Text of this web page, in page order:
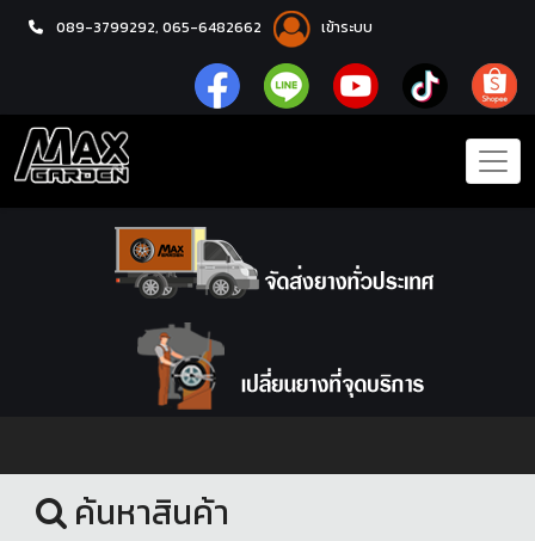
089-3799292, 065-6482662 เข้าระบบ
หน้าแรก
ค้นหาสินค้า